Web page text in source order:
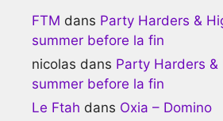
FTM dans Party Harders &
summer before la fin
nicolas dans Party Harders
summer before la fin
Le Ftah dans Oxia – Domino